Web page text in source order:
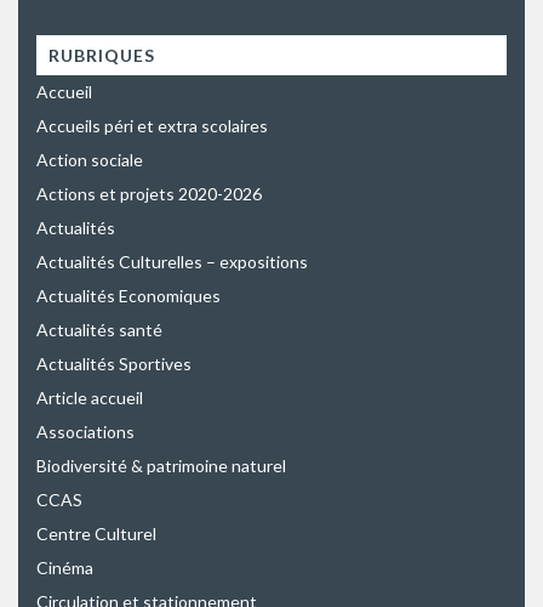
RUBRIQUES
Accueil
Accueils péri et extra scolaires
Action sociale
Actions et projets 2020-2026
Actualités
Actualités Culturelles – expositions
Actualités Economiques
Actualités santé
Actualités Sportives
Article accueil
Associations
Biodiversité & patrimoine naturel
CCAS
Centre Culturel
Cinéma
Circulation et stationnement